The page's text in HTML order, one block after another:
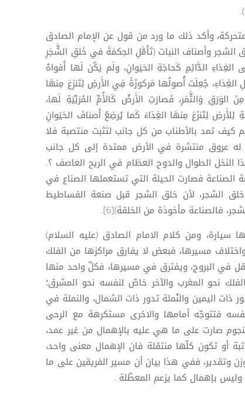
وأكد ذلك ما ورد من قول عن الإمام الصادق
وأصناف النبات (تَأَمَّلِ الحِكمَةَ في خَلقِ الشَّجَرِ
الغِذاءِ الدَّائِمِ كَحاجَةِ الحَيَوانِ، ولَم يَكُن لَها أَفواهٌ
الغِذاءِ، جُعِلَت أُصولُها مَركوزَةً فِي الأَرضِ لِتَنزِعَ مِنهَا
الوَرَقِ وَالثَّمَرِ، فَصارَتِ الأَرضُ كَالأُمِّ المُرَبِّيَةِ لَها،
لِتَنزَعَ مِنهَا الغِذاءَ كَما يُرضِعُ أَصنافَ الحَيَوانِ
كيف تمد بالأطناب من كل جانب لتثبت منتصبة فلا
له عروق منتشرة في الأرض ممتدة إلى كل جانب
النخل الطوال والدوح العظام في الريح العاصف ؟.
فصارت الحيلة التي تستعملها الصناع في
الشجر، لأن خلق الشجر قبل صنعة الفساطيط
فالصناعة مأخوذة من الخلقة)[6].
سيارة، ومن كلام الامام الصادق (عليه السلام)
مسيرها، فبعض لا يفارق مراكزها من الفلك
في البروج، ويفترق في مسيرها، فكلّ واحد منها
نحو المغرب والآخر خاصّ لنفسه نحو المشرق؛
ذات اليمين والنّملة تدور ذات الشمال، والنملة في
فتتوجّه أمامها والاخرى مستكرهة مع الرحى
صارت على ما هي عليه بالإهمال من غير عمد،
أو تكون كلّها منتقلة فان الإهمال معنى واحد،
وتقدير، ففي هذا بيان أن مسير الفريقين على ما
وليس بإهمال كما يزعم المعطّلة .